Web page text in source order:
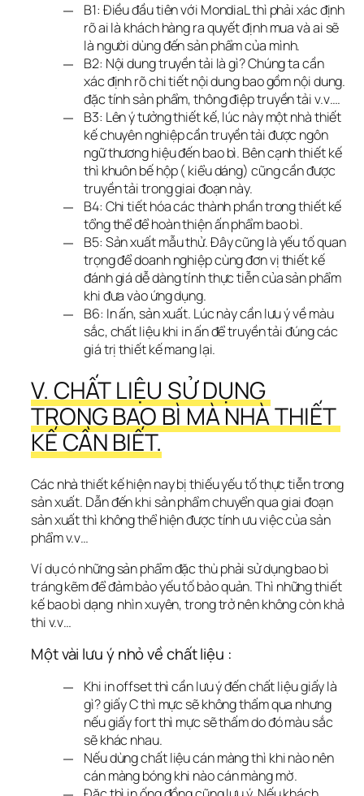
B1: Điều đầu tiên với MondiaL thì phải xác định
rõ ai là khách hàng ra quyết định mua và ai sẽ
là người dùng đến sản phẩm của mình.
B2: Nội dung truyền tải là gì? Chúng ta cần
xác định rõ chi tiết nội dung bao gồm nội dung.
đặc tính sản phẩm, thông điệp truyền tải v.v….
B3: Lên ý tưởng thiết kế, lúc này một nhà thiết
kế chuyên nghiệp cần truyền tải được ngôn
ngữ thương hiệu đến bao bì. Bên cạnh thiết kế
thì khuôn bế hộp ( kiểu dáng) cũng cần được
truyền tải trong giai đoạn này.
B4: Chi tiết hóa các thành phần trong thiết kế
tổng thể để hoàn thiện ấn phẩm bao bì.
B5: Sản xuất mẫu thử. Đây cũng là yếu tố quan
trọng để doanh nghiệp cùng đơn vị thiết kế
đánh giá dễ dàng tính thực tiễn của sản phẩm
khi đưa vào ứng dụng.
B6: In ấn, sản xuất. Lúc này cần lưu ý về màu
sắc, chất liệu khi in ấn để truyền tải đúng các
giá trị thiết kế mang lại.
V. CHẤT LIỆU SỬ DỤNG
TRONG BAO BÌ MÀ NHÀ THIẾT
KẾ CẦN BIẾT.
Các nhà thiết kế hiện nay bị thiếu yếu tố thực tiễn trong
sản xuất. Dẫn đến khi sản phẩm chuyển qua giai đoạn
sản xuất thì không thể hiện được tính ưu việc của sản
phẩm v.v…
Ví dụ có những sản phẩm đặc thù phải sử dụng bao bì
tráng kẽm để đảm bảo yếu tố bảo quản. Thì những thiết
kế bao bì dạng  nhìn xuyên, trong trở nên không còn khả
thi v.v…
Một vài lưu ý nhỏ về chất liệu :
Khi in offset thì cần lưu ý đến chất liệu giấy là
gì? giấy C thì mực sẽ không thấm qua nhưng
nếu giấy fort thì mực sẽ thấm do đó màu sắc
sẽ khác nhau.
Nếu dùng chất liệu cán màng thì khi nào nên
cán màng bóng khi nào cán màng mờ.